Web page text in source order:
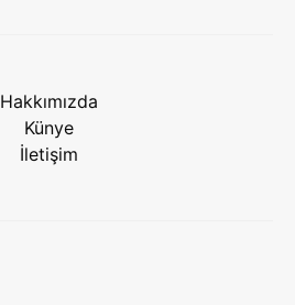
Hakkımızda
Künye
İletişim